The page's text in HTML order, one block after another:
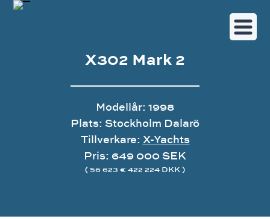
X302 Mark 2
Modellår: 1998
Plats: Stockholm Dalarö
Tillverkare: X-Yachts
Pris: 649 000 SEK
( 56 623 € 422 224 DKK )